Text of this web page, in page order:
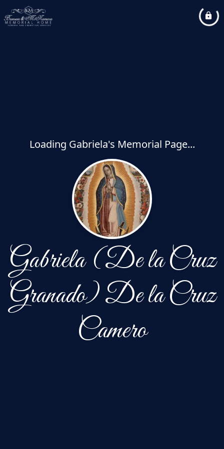
Loading Gabriela's Memorial Page...
Gabriela (De la Cruz
Granado) De la Cruz
Camero